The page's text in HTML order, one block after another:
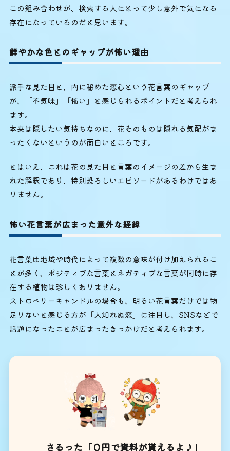
この組み合わせが、検索する人にとって少し意外で気になる
存在になっているのだと思います。
鮮やかな色とのギャップが怖い理由
派手な見た目と、内に秘めた恋心という花言葉のギャップ
が、「不気味」「怖い」と感じられるポイントだと考えられ
ます。
本来は隠したい気持ちなのに、花そのものは隠れる気配がま
ったくないというのが面白いところです。
とはいえ、これは花の見た目と言葉のイメージの差から生ま
れた解釈であり、特別恐ろしいエピソードがあるわけではあ
りません。
怖い花言葉が広まった意外な経緯
花言葉は地域や時代によって複数の意味が付け加えられるこ
とが多く、ポジティブな言葉とネガティブな言葉が同時に存
在する植物は珍しくありません。
ストロベリーキャンドルの場合も、明るい花言葉だけでは物
足りないと感じる方が「人知れぬ恋」に注目し、SNSなどで
話題になったことが広まったきっかけだと考えられます。
さるった「０円で資料が貰えるよ♪」